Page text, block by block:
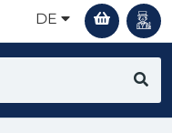
DE